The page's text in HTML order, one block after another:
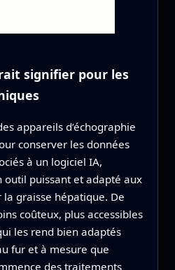
signifier pour les
appareils d’échographie
conserver les données
à un logiciel IA,
puissant et adapté aux
graisse hépatique. De
coûteux, plus accessibles
les rend bien adaptés
fur et à mesure que
des traitements